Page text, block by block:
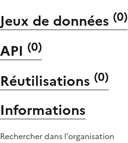
Jeux de données (0)
API (0)
Réutilisations (0)
Informations
Rechercher dans l'organisation